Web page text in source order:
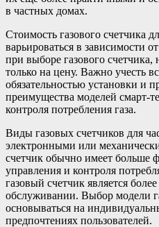
в частных домах.
Стоимость газового счетчика
варьироваться в зависимости
при выборе газового счетчика,
только на цену. Важно учесть
обязательностью установки и
преимущества моделей смарт-
контроля потребления газа.
Виды газовых счетчиков для
электронными или
счетчик обычно имеет больше
управления и контроля
газовый счетчик является
обслуживании. Выбор модели
основываться на
предпочтениях пользователей.